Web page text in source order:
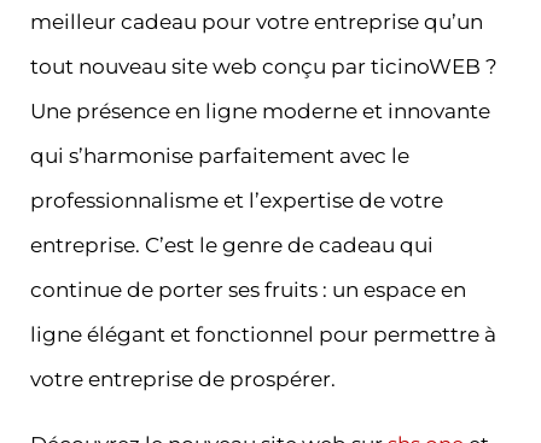
meilleur cadeau pour votre entreprise qu’un
tout nouveau site web conçu par ticinoWEB ?
Une présence en ligne moderne et innovante
qui s’harmonise parfaitement avec le
professionnalisme et l’expertise de votre
entreprise. C’est le genre de cadeau qui
continue de porter ses fruits : un espace en
ligne élégant et fonctionnel pour permettre à
votre entreprise de prospérer.